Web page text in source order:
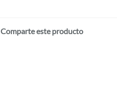
Comparte este producto